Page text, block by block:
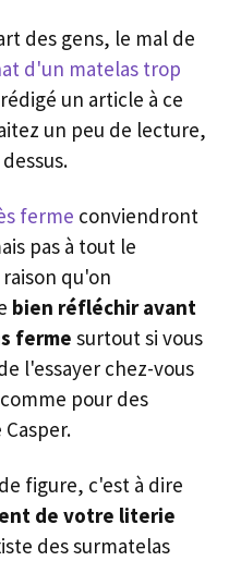
des gens, le mal de
d'un matelas trop
un article à ce
un peu de lecture,
ferme conviendront
pas à tout le
qu'on
bien réfléchir avant
ferme surtout si vous
l'essayer chez-vous
pour des
figure, c'est à dire
de votre literie
des surmatelas